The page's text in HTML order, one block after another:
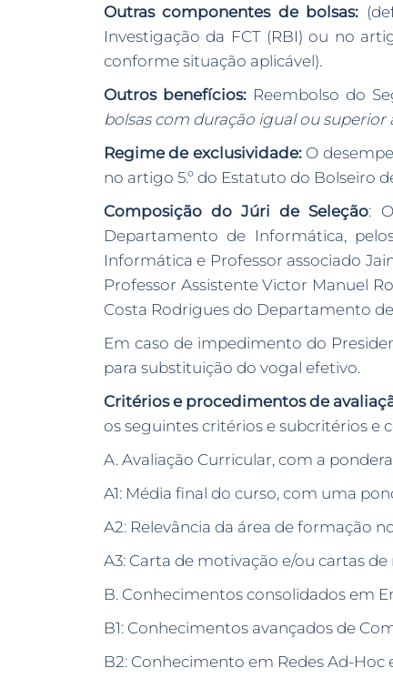
Outras componentes de bolsas:
Investigação da FCT (RBI) ou no
conforme situação aplicável).
Outros benefícios:Reembolso do
bolsas com duração igual ou superior
Regime de exclusividade: O
no artigo 5.º do Estatuto do Bolseiro
Composição do Júri de Seleção:
Departamento de Informática,
Informática e Professor associado
Professor Assistente Victor Manuel
Costa Rodrigues do Departamento
Em caso de impedimento do
para substituição do vogal efetivo.
Critérios e procedimentos de
os seguintes critérios e subcritérios e
A. Avaliação Curricular, com a
A1: Média final do curso, com uma
A2: Relevância da área de formação
A3: Carta de motivação e/ou cartas
B. Conhecimentos consolidados em
B1: Conhecimentos avançados de
B2: Conhecimento em Redes Ad-Hoc